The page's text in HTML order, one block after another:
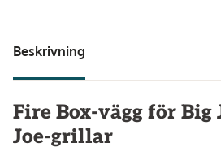
Beskrivning
Fire Box-vägg för Big
Joe-grillar